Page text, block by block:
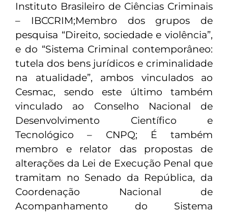
Instituto Brasileiro de Ciências Criminais
– IBCCRIM;Membro dos grupos de
pesquisa “Direito, sociedade e violência”,
e do “Sistema Criminal contemporâneo:
tutela dos bens jurídicos e criminalidade
na atualidade”, ambos vinculados ao
Cesmac, sendo este último também
vinculado ao Conselho Nacional de
Desenvolvimento Científico e
Tecnológico – CNPQ; É também
membro e relator das propostas de
alterações da Lei de Execução Penal que
tramitam no Senado da República, da
Coordenação Nacional de
Acompanhamento do Sistema